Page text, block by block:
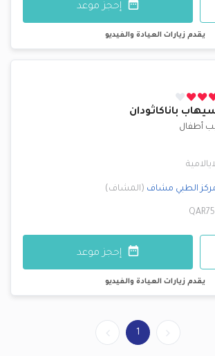
إحجز موعد
يقدم زيارات العيادة والفيديو
باناكاثودان
أطفال
الطبي مشاف (المشاف)
QAR75
إحجز موعد
يقدم زيارات العيادة والفيديو
1